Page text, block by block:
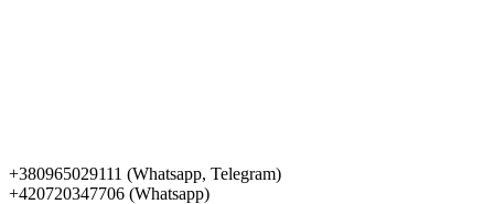
+380965029111 (Whatsapp, Telegram)
+420720347706 (Whatsapp)